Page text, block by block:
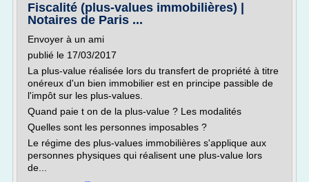
Fiscalité (plus-values immobilières) |
Notaires de Paris ...
Envoyer à un ami
publié le 17/03/2017
La plus-value réalisée lors du transfert de propriété à titre
onéreux d'un bien immobilier est en principe passible de
l'impôt sur les plus-values.
Quand paie t on de la plus-value ? Les modalités
Quelles sont les personnes imposables ?
Le régime des plus-values immobilières s'applique aux
personnes physiques qui réalisent une plus-value lors
de...